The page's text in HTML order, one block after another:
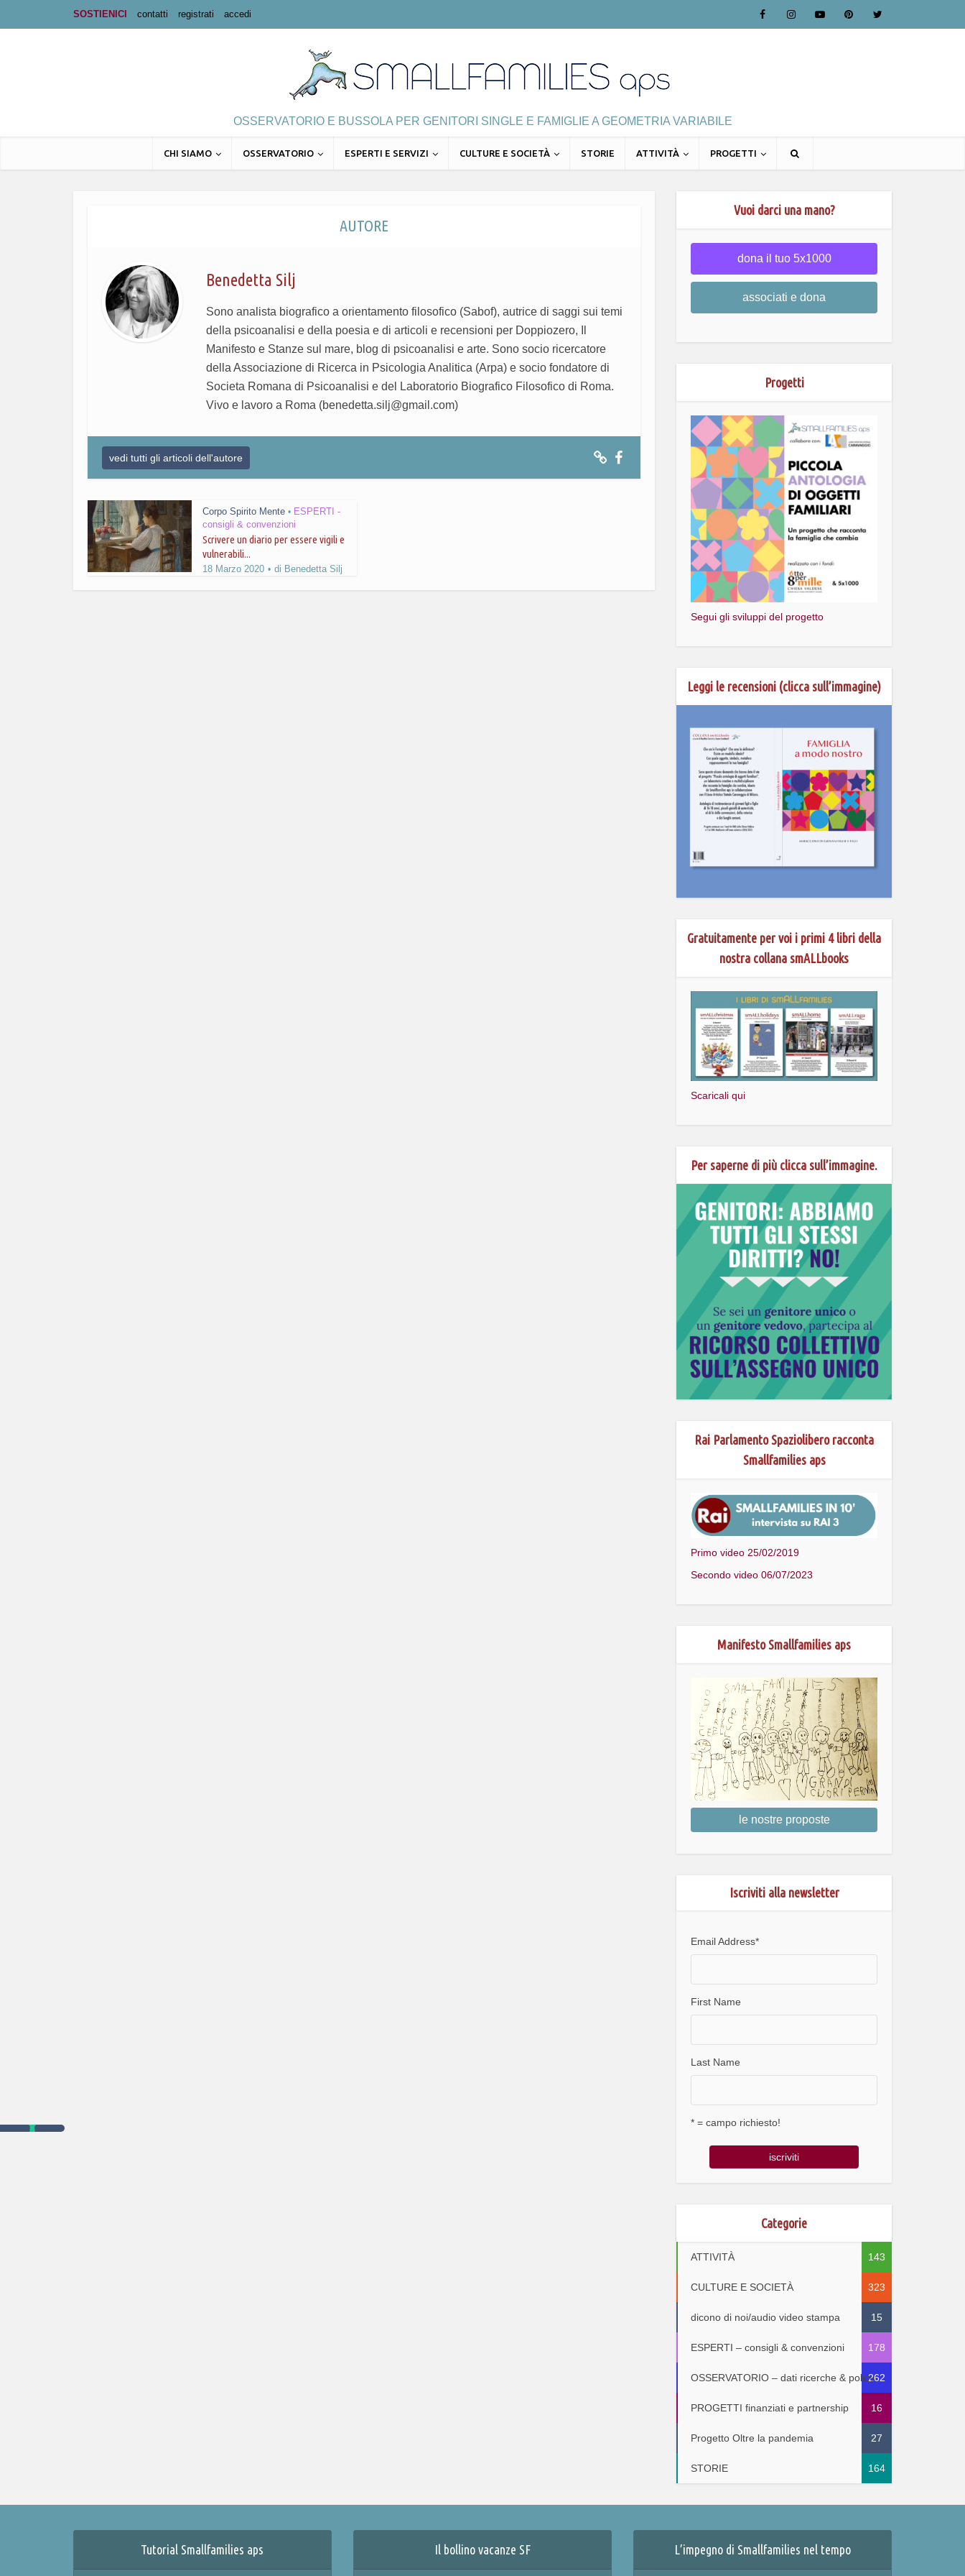
SOSTIENICI contatti registrati accedi
OSSERVATORIO E BUSSOLA PER GENITORI SINGLE E FAMIGLIE A GEOMETRIA VARIABILE
CHI SIAMO OSSERVATORIO ESPERTI E SERVIZI CULTURE E SOCIETÀ STORIE ATTIVITÀ PROGETTI
AUTORE
Benedetta Silj
Sono analista biografico a orientamento filosofico (Sabof), autrice di saggi sui temi
della psicoanalisi e della poesia e di articoli e recensioni per Doppiozero, Il
Manifesto e Stanze sul mare, blog di psicoanalisi e arte. Sono socio ricercatore
della Associazione di Ricerca in Psicologia Analitica (Arpa) e socio fondatore di
Societa Romana di Psicoanalisi e del Laboratorio Biografico Filosofico di Roma.
Vivo e lavoro a Roma (benedetta.silj@gmail.com)
vedi tutti gli articoli dell'autore
Corpo Spirito Mente • ESPERTI -
consigli & convenzioni
Scrivere un diario per essere vigili e
vulnerabili...
18 Marzo 2020 di Benedetta Silj
Vuoi darci una mano?
dona il tuo 5x1000
associati e dona
Progetti
Segui gli sviluppi del progetto
Leggi le recensioni (clicca sull’immagine)
Gratuitamente per voi i primi 4 libri della
nostra collana smALLbooks
Scaricali qui
Per saperne di più clicca sull’immagine.
Rai Parlamento Spaziolibero racconta
Smallfamilies aps
Primo video 25/02/2019
Secondo video 06/07/2023
Manifesto Smallfamilies aps
le nostre proposte
Iscriviti alla newsletter
Email Address*
First Name
Last Name
* = campo richiesto!
Categorie
ATTIVITÀ 143
CULTURE E SOCIETÀ 323
dicono di noi/audio video stampa 15
ESPERTI – consigli & convenzioni 178
OSSERVATORIO – dati ricerche & policy262
PROGETTI finanziati e partnership 16
Progetto Oltre la pandemia 27
STORIE 164
Tutorial Smallfamilies aps Il bollino vacanze SF L’impegno di Smallfamilies nel tempo